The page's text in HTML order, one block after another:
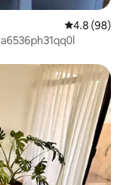
Calificación
4.8 (98)